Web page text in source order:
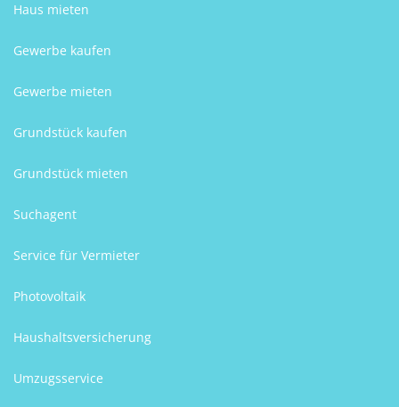
Haus mieten
Gewerbe kaufen
Gewerbe mieten
Grundstück kaufen
Grundstück mieten
Suchagent
Service für Vermieter
Photovoltaik
Haushaltsversicherung
Umzugsservice